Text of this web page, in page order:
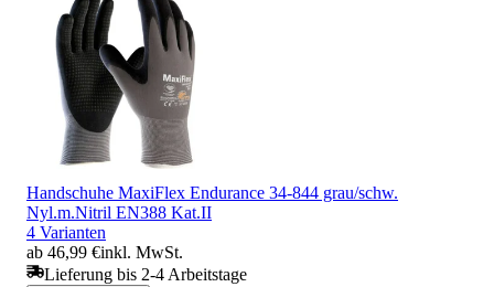
Handschuhe MaxiFlex Endurance 34-844 grau/schw.
Nyl.m.Nitril EN388 Kat.II
4 Varianten
ab 46,99 €inkl. MwSt.
Lieferung bis 2-4 Arbeitstage